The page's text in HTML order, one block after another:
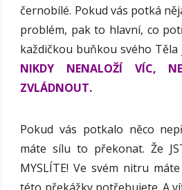
černobílé. Pokud vás potká
problém, pak to hlavní, co
každičkou buňkou svého Těla
NIKDY NENALOŽÍ VÍC,
ZVLÁDNOUT.
Pokud vás potkalo něco
máte sílu to překonat. Že
MYSLÍTE! Ve svém nitru